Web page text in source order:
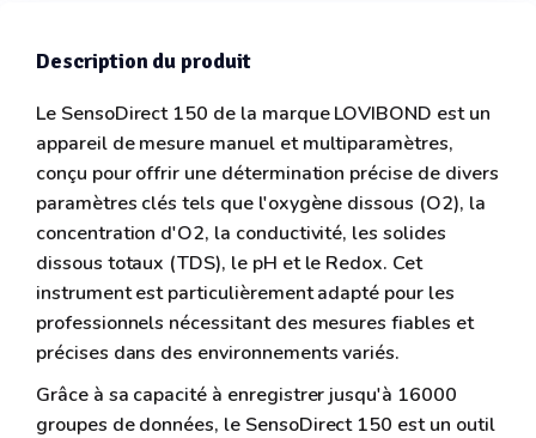
Description du produit
Le SensoDirect 150 de la marque LOVIBOND est un
appareil de mesure manuel et multiparamètres,
conçu pour offrir une détermination précise de divers
paramètres clés tels que l'oxygène dissous (O2), la
concentration d'O2, la conductivité, les solides
dissous totaux (TDS), le pH et le Redox. Cet
instrument est particulièrement adapté pour les
professionnels nécessitant des mesures fiables et
précises dans des environnements variés.
Grâce à sa capacité à enregistrer jusqu'à 16000
groupes de données, le SensoDirect 150 est un outil